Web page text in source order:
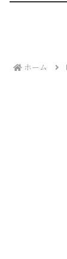
ホーム